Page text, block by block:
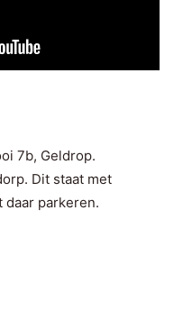
7b, Geldrop.
Dit staat met
daar parkeren.